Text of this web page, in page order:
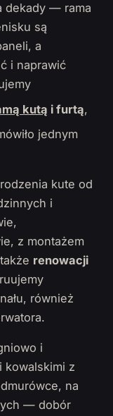
dekady — rama
są
a
i naprawić
kutą i furtą,
jednym
kute od
i
z montażem
renowacji
również
i
kowalskimi z
na
— dobór